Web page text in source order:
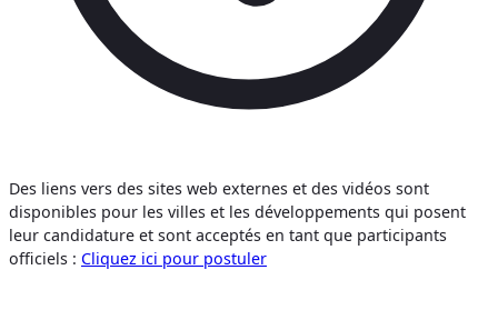
Des liens vers des sites web externes et des vidéos sont
disponibles pour les villes et les développements qui posent
leur candidature et sont acceptés en tant que participants
officiels : Cliquez ici pour postuler